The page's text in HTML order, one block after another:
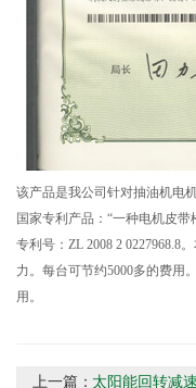
该产品是我公司针对抽油机电
国家专利产品：“一种电机皮带
专利号：ZL 2008 2 0227968.8
力。每台可节约5000多的费用
用。
上一篇： 太阳能回转减